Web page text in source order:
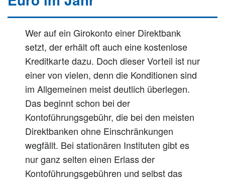
Wer auf ein Girokonto einer Direktbank
setzt, der erhält oft auch eine kostenlose
Kreditkarte dazu. Doch dieser Vorteil ist nur
einer von vielen, denn die Konditionen sind
im Allgemeinen meist deutlich überlegen.
Das beginnt schon bei der
Kontoführungsgebühr, die bei den meisten
Direktbanken ohne Einschränkungen
wegfällt. Bei stationären Instituten gibt es
nur ganz selten einen Erlass der
Kontoführungsgebühren und selbst das